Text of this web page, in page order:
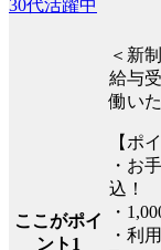
30代活躍中
ここがポイ
ント1
＜新
給与
働い
【ポ
・お
込！
・
・利